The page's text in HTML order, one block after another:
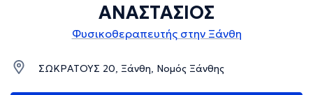
ΑΝΑΣΤΑΣΙΟΣ
Φυσικοθεραπευτής στην Ξάνθη
ΣΩΚΡΑΤΟΥΣ 20, Ξάνθη, Νομός Ξάνθης